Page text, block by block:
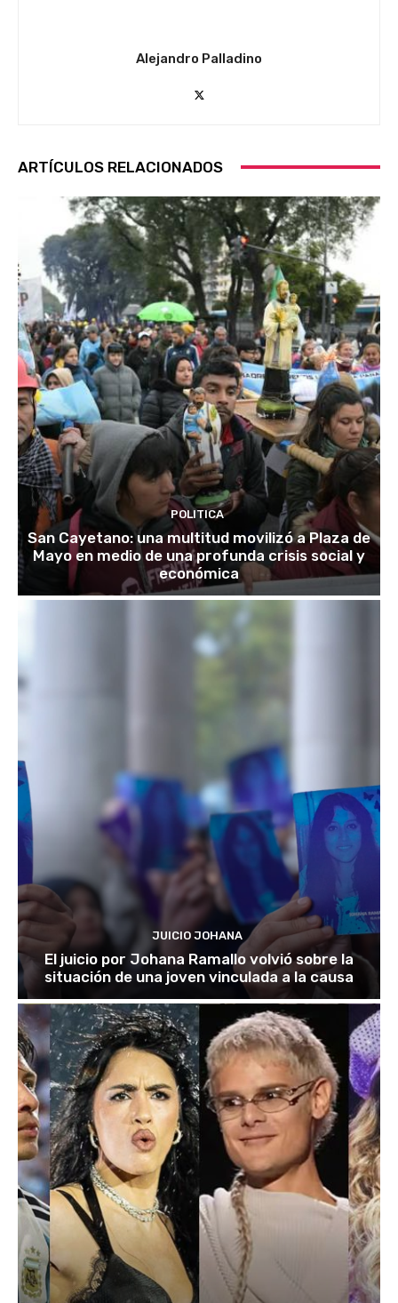
Alejandro Palladino
ARTÍCULOS RELACIONADOS
POLITICA
San Cayetano: una multitud movilizó a Plaza de
Mayo en medio de una profunda crisis social y
económica
JUICIO JOHANA
El juicio por Johana Ramallo volvió sobre la
situación de una joven vinculada a la causa